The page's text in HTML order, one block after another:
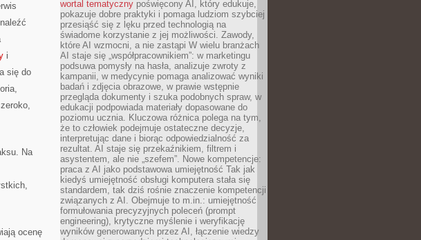
i
się do
Na
ocenę
wortal tematyczny poświęcony AI, który edukuje,
pokazuje dobre praktyki i pomaga ludziom szybciej
przesiąść się z lęku przed technologią na
świadome korzystanie z jej możliwości. Zawody,
które AI wzmocni, a nie zastąpi W wielu branżach
AI staje się „współpracownikiem”: w marketingu
podsuwa pomysły na hasła, analizuje zwroty z
kampanii, w medycynie pomaga analizować wyniki
badań i zdjęcia obrazowe, w prawie wstępnie
przegląda dokumenty i szuka podobnych spraw, w
edukacji podpowiada materiały dopasowane do
poziomu ucznia. Kluczowa różnica polega na tym,
że to człowiek podejmuje ostateczne decyzje,
interpretując dane i biorąc odpowiedzialność za
rezultat. AI staje się przekaźnikiem, filtrem i
asystentem, ale nie „szefem”. Nowe kompetencje:
praca z AI jako podstawowa umiejętność Tak jak
kiedyś umiejętność obsługi komputera stała się
standardem, tak dziś rośnie znaczenie kompetencji
związanych z AI. Obejmuje to m.in.: umiejętność
formułowania precyzyjnych poleceń (prompt
engineering), krytyczne myślenie i weryfikację
wyników generowanych przez AI, łączenie wiedzy